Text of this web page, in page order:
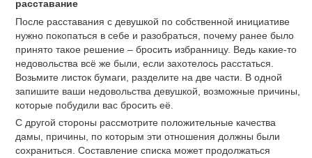
расставание
После расставания с девушкой по собственной инициативе
нужно покопаться в себе и разобраться, почему ранее было
принято такое решение – бросить избранницу. Ведь какие-то
недовольства всё же были, если захотелось расстаться.
Возьмите листок бумаги, разделите на две части. В одной
запишите ваши недовольства девушкой, возможные причины,
которые побудили вас бросить её.
С другой стороны рассмотрите положительные качества
дамы, причины, по которым эти отношения должны были
сохраниться. Составление списка может продолжаться